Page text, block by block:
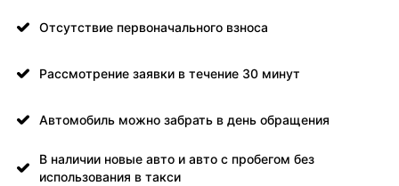
Отсутствие первоначального взноса
Рассмотрение заявки в течение 30 минут
Автомобиль можно забрать в день обращения
В наличии новые авто и авто с пробегом без
использования в такси